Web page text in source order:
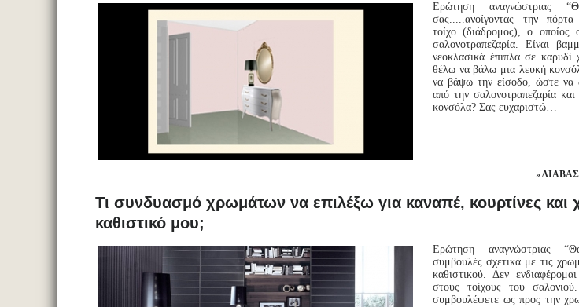
Ερώτηση αναγνώστριας
σας.....ανοίγοντας την
τοίχο (διάδρομος), ο οποίος
σαλονοτραπεζαρία. Είναι
νεοκλασικά έπιπλα σε
θέλω να βάλω μια λευκή
να βάψω την είσοδο, ώστε να
από την σαλονοτραπεζαρία και
κονσόλα? Σας ευχαριστώ…
Τι συνδυασμό χρωμάτων να επιλέξω για καναπέ, κουρτίνες και
καθιστικό μου;
Ερώτηση αναγνώστριας
συμβουλές σχετικά με τις
καθιστικού. Δεν
στους τοίχους του
συμβουλέψετε ως προς την